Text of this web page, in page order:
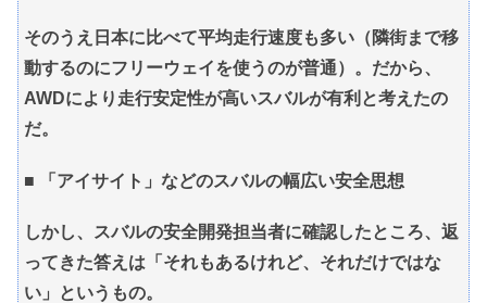
そのうえ日本に比べて平均走行速度も多い（隣街まで移
動するのにフリーウェイを使うのが普通）。だから、
AWDにより走行安定性が高いスバルが有利と考えたの
だ。
■ 「アイサイト」などのスバルの幅広い安全思想
しかし、スバルの安全開発担当者に確認したところ、返
ってきた答えは「それもあるけれど、それだけではな
い」というもの。